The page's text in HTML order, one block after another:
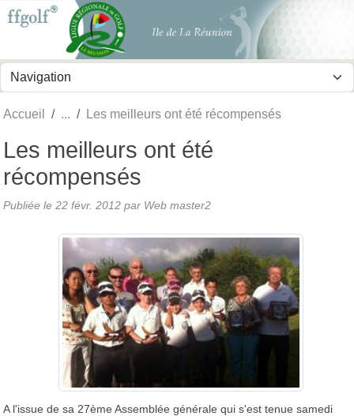
Accueil Les meilleurs ont été récompensés
Les meilleurs ont été
récompensés
Publiée le 22 févr. 2012 par Web master2
A l'issue de sa 27ème Assemblée générale qui s'est tenue samedi
Panneau de gestion des cookies